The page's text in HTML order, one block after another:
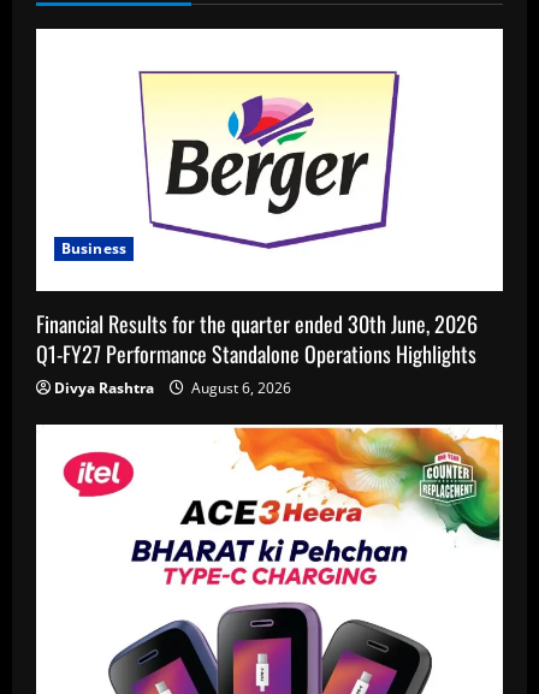
Business
Financial Results for the quarter ended 30th June, 2026
Q1-FY27 Performance Standalone Operations Highlights
Divya Rashtra August 6, 2026